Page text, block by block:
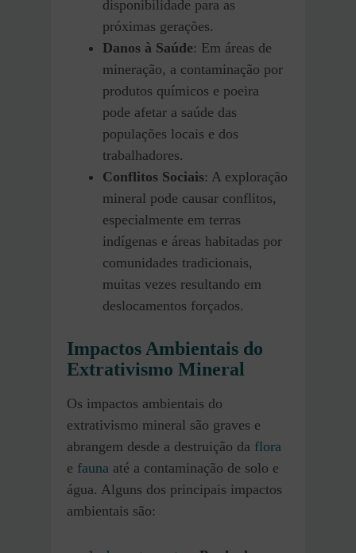
disponibilidade para as
próximas gerações.
Danos à Saúde: Em áreas de
mineração, a contaminação por
produtos químicos e poeira
pode afetar a saúde das
populações locais e dos
trabalhadores.
Conflitos Sociais: A exploração
mineral pode causar conflitos,
especialmente em terras
indígenas e áreas habitadas por
comunidades tradicionais,
muitas vezes resultando em
deslocamentos forçados.
Impactos Ambientais do
Extrativismo Mineral
Os impactos ambientais do
extrativismo mineral são graves e
abrangem desde a destruição da flora
e fauna até a contaminação de solo e
água. Alguns dos principais impactos
ambientais são: